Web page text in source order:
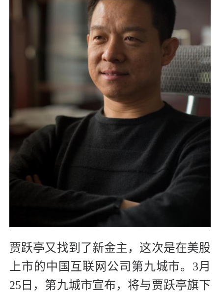
贾跃亭又找到了新金主，这次是在美股
上市的中国互联网公司第九城市。3月
25日，第九城市宣布，将与贾跃亭旗下